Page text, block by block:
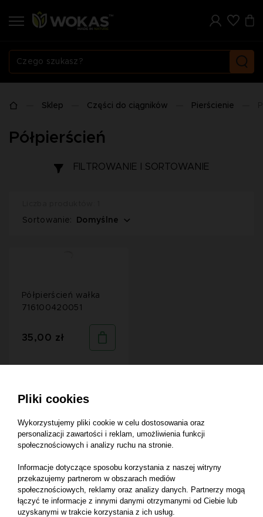
Sklep Części do ciągników Pierścienie
Półpierścień
FILTROWANIE I SORTOWANIE
Sortowanie: Domyślne
Półpierścień wałka
716100420051
35,00 zł
Informacja o plasowaniu wyników wyszukiwania
Pliki cookies
Wykorzystujemy pliki cookie w celu dostosowania oraz
personalizacji zawartości i reklam, umożliwienia funkcji
społecznościowych i analizy ruchu na stronie.
Informacje dotyczące sposobu korzystania z naszej witryny
przekazujemy partnerom w obszarach mediów
społecznościowych, reklamy oraz analizy danych. Partnerzy mogą
łączyć te informacje z innymi danymi otrzymanymi od Ciebie lub
uzyskanymi w trakcie korzystania z ich usług.